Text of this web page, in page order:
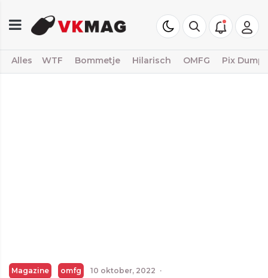
Alles WTF Bommetje Hilarisch OMFG Pix Dump
Magazine omfg 10 oktober, 2022 ·